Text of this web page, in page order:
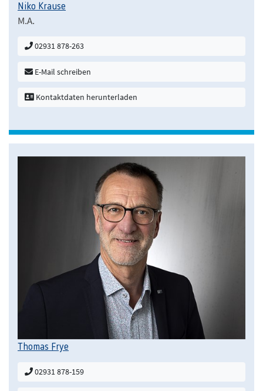
Niko Krause
M.A.
02931 878-263
E-Mail schreiben
Kontaktdaten herunterladen
Thomas Frye
02931 878-159